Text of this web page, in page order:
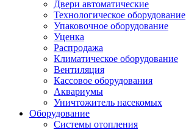
Двери автоматические
Технологическое оборудование
Упаковочное оборудование
Уценка
Распродажа
Климатическое оборудование
Вентиляция
Кассовое оборудования
Аквариумы
Уничтожитель насекомых
Оборудование
Системы отопления